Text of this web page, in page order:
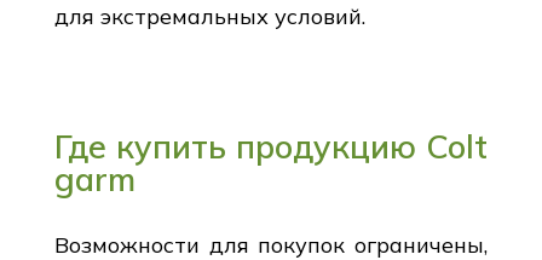
для экстремальных условий.
Где купить продукцию Colt
garm
Возможности для покупок ограничены,